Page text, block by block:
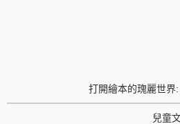
打開繪本的瑰麗世界
兒童